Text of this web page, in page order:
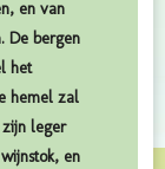
en van
De bergen
het
hemel zal
leger
en